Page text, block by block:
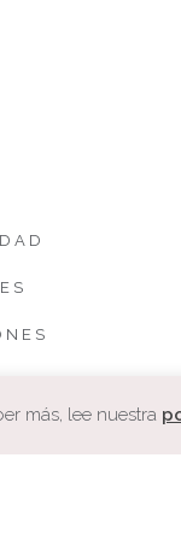
más, lee nuestra